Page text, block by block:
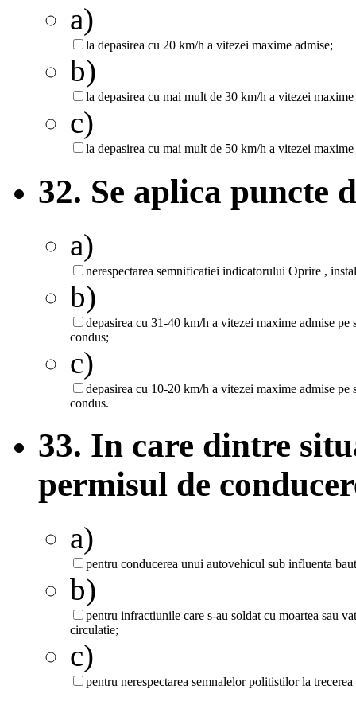
a)
la depasirea cu 20 km/h a vitezei maxime admise;
b)
la depasirea cu mai mult de 30 km/h a vitezei maxime
c)
la depasirea cu mai mult de 50 km/h a vitezei maxime
32. Se aplica puncte
a)
nerespectarea semnificatiei indicatorului Oprire ,
b)
depasirea cu 31-40 km/h a vitezei maxime admise
condus;
c)
depasirea cu 10-20 km/h a vitezei maxime admise
condus.
33. In care dintre
permisul de
a)
pentru conducerea unui autovehicul sub influenta
b)
pentru infractiunile care s-au soldat cu moartea sau
circulatie;
c)
pentru nerespectarea semnalelor politistilor la